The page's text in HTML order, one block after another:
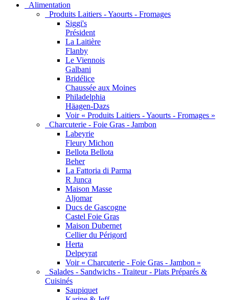
Alimentation
Produits Laitiers - Yaourts - Fromages
Siggi's
Président
La Laitière
Flanby
Le Viennois
Galbani
Bridélice
Chaussée aux Moines
Philadelphia
Häagen-Dazs
Voir « Produits Laitiers - Yaourts - Fromages »
Charcuterie - Foie Gras - Jambon
Labeyrie
Fleury Michon
Bellota Bellota
Beher
La Fattoria di Parma
R Junca
Maison Masse
Aljomar
Ducs de Gascogne
Castel Foie Gras
Maison Dubernet
Cellier du Périgord
Herta
Delpeyrat
Voir « Charcuterie - Foie Gras - Jambon »
Salades - Sandwichs - Traiteur - Plats Préparés &
Cuisinés
Saupiquet